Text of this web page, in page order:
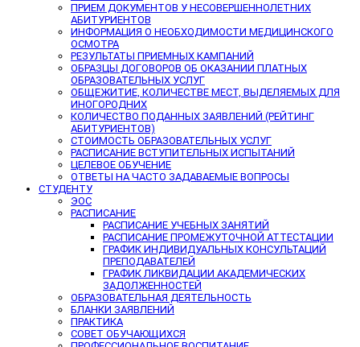
ПРИЕМ ДОКУМЕНТОВ У НЕСОВЕРШЕННОЛЕТНИХ
АБИТУРИЕНТОВ
ИНФОРМАЦИЯ О НЕОБХОДИМОСТИ МЕДИЦИНСКОГО
ОСМОТРА
РЕЗУЛЬТАТЫ ПРИЕМНЫХ КАМПАНИЙ
ОБРАЗЦЫ ДОГОВОРОВ ОБ ОКАЗАНИИ ПЛАТНЫХ
ОБРАЗОВАТЕЛЬНЫХ УСЛУГ
ОБЩЕЖИТИЕ, КОЛИЧЕСТВЕ МЕСТ, ВЫДЕЛЯЕМЫХ ДЛЯ
ИНОГОРОДНИХ
КОЛИЧЕСТВО ПОДАННЫХ ЗАЯВЛЕНИЙ (РЕЙТИНГ
АБИТУРИЕНТОВ)
СТОИМОСТЬ ОБРАЗОВАТЕЛЬНЫХ УСЛУГ
РАСПИСАНИЕ ВСТУПИТЕЛЬНЫХ ИСПЫТАНИЙ
ЦЕЛЕВОЕ ОБУЧЕНИЕ
ОТВЕТЫ НА ЧАСТО ЗАДАВАЕМЫЕ ВОПРОСЫ
СТУДЕНТУ
ЭОС
РАСПИСАНИЕ
РАСПИСАНИЕ УЧЕБНЫХ ЗАНЯТИЙ
РАСПИСАНИЕ ПРОМЕЖУТОЧНОЙ АТТЕСТАЦИИ
ГРАФИК ИНДИВИДУАЛЬНЫХ КОНСУЛЬТАЦИЙ
ПРЕПОДАВАТЕЛЕЙ
ГРАФИК ЛИКВИДАЦИИ АКАДЕМИЧЕСКИХ
ЗАДОЛЖЕННОСТЕЙ
ОБРАЗОВАТЕЛЬНАЯ ДЕЯТЕЛЬНОСТЬ
БЛАНКИ ЗАЯВЛЕНИЙ
ПРАКТИКА
СОВЕТ ОБУЧАЮЩИХСЯ